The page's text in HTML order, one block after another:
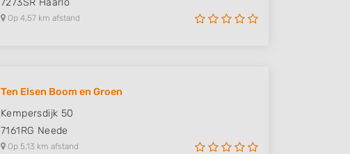
7273SR Haarlo
Op 4,57 km afstand
Ten Elsen Boom en Groen
Kempersdijk 50
7161RG Neede
Op 5,13 km afstand